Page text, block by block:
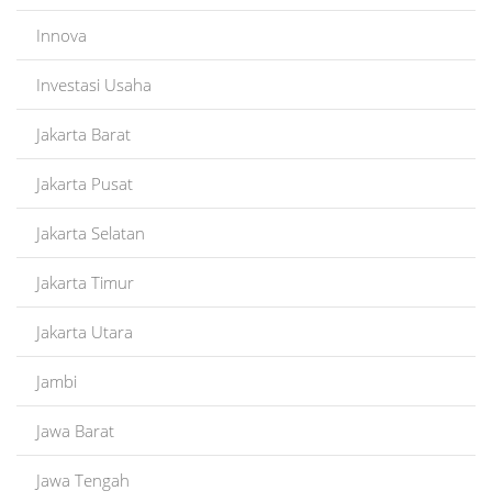
Innova
Investasi Usaha
Jakarta Barat
Jakarta Pusat
Jakarta Selatan
Jakarta Timur
Jakarta Utara
Jambi
Jawa Barat
Jawa Tengah